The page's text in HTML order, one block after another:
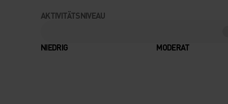
AKTIVITÄTSNIVEAU
NIEDRIG MODERAT